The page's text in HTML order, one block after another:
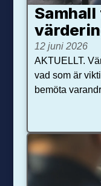
12 juni 2026
AKTUELLT.
vad som är
bemöta